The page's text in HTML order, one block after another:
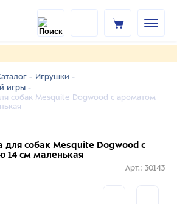
- Игрушки -
игры -
собак Mesquite Dogwood с ароматом
для собак Mesquite Dogwood с
14 см маленькая
Арт.: 30143